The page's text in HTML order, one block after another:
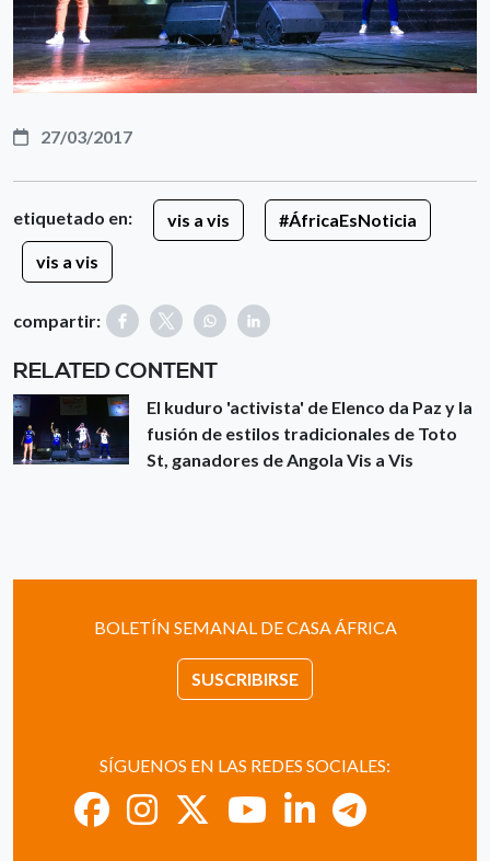
27/03/2017
etiquetado en: vis a vis
#ÁfricaEsNoticia
vis a vis
compartir:
RELATED CONTENT
El kuduro 'activista' de Elenco da Paz y la
fusión de estilos tradicionales de Toto
St, ganadores de Angola Vis a Vis
BOLETÍN SEMANAL DE CASA ÁFRICA
SUSCRIBIRSE
SÍGUENOS EN LAS REDES SOCIALES: